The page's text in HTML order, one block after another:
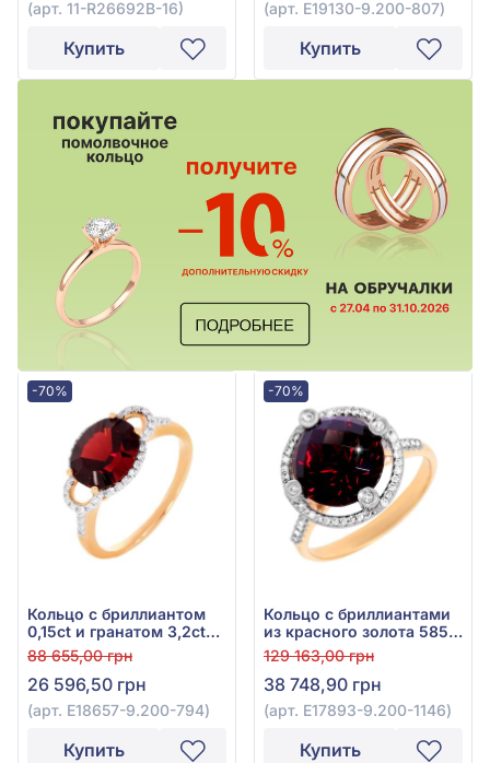
перламутром и
бесцветным топазом,
арт. 11-R26692В-16
(арт. 11-R26692В-16)
Купить
(арт. E19130-9.200-807)
Купить
-70%
Кольцо с бриллиантом
0,15ct и гранатом 3,2ct
из красного золота 585°,
арт. E18657-9.200-794
88 655,00 грн
26 596,50 грн
(арт. E18657-9.200-794)
Купить
-70%
Кольцо с бриллиантами
из красного золота 585°
с бриллиантом 0,18ct и
гранатом 5,74ct, арт.
E17893-9.200-1146
129 163,00 грн
38 748,90 грн
(арт. E17893-9.200-1146)
Купить